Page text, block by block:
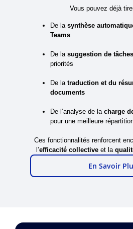
Vous pouvez déjà
De la synthèse
Teams
De la suggestion de tâches
priorités
De la traduction et du
documents
De l’analyse de la charge
pour une meilleure
Ces fonctionnalités renforcent
l’efficacité collectiveet la
En Savoir